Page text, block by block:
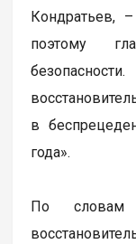
Кондратьев,
поэтому
в
года».
По словам